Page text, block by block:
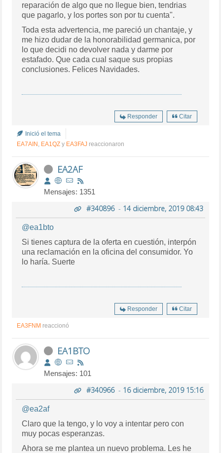
reparación de algo que no llegue bien, tendrias
que pagarlo, y los portes son por tu cuenta".
Toda esta advertencia, me pareció un chantaje, y
me hizo dudar de la honorabilidad germanica, por
lo que decidi no devolver nada y darme por
estafado. Que cada cual saque sus propias
conclusiones. Felices Navidades.
Responder Citar
Inició el tema
EA7AIN, EA1QZ y EA3FAJ reaccionaron
EA2AF
Mensajes: 1351
#340896- 14 diciembre, 2019 08:43
@ea1bto
Si tienes captura de la oferta en cuestión, interpón
una reclamación en la oficina del consumidor. Yo
lo haría. Suerte
Responder Citar
EA3FNM reaccionó
EA1BTO
Mensajes: 101
#340966- 16 diciembre, 2019 15:16
@ea2af
Claro que la tengo, y lo voy a intentar pero con
muy pocas esperanzas.
Ahora se me plantea un nuevo problema. Les he